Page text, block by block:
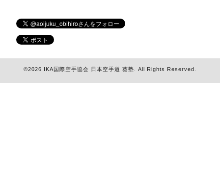
©2026 IKA国際空手協会 日本空手道 葵塾 . All Rights Reserved.